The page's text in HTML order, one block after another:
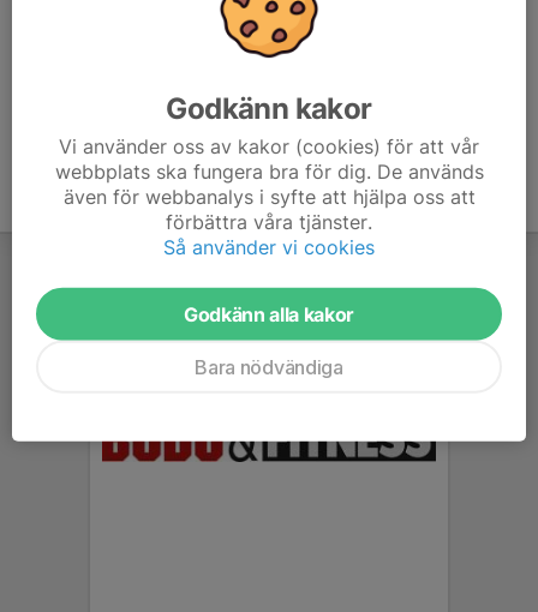
Godkänn kakor
Vi använder oss av kakor (cookies) för att vår
webbplats ska fungera bra för dig. De används
även för webbanalys i syfte att hjälpa oss att
förbättra våra tjänster.
Så använder vi cookies
Godkänn alla kakor
Bara nödvändiga